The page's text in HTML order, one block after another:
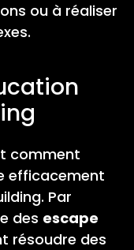
ou à réaliser
comment
efficacement
Par
des escape
résoudre des